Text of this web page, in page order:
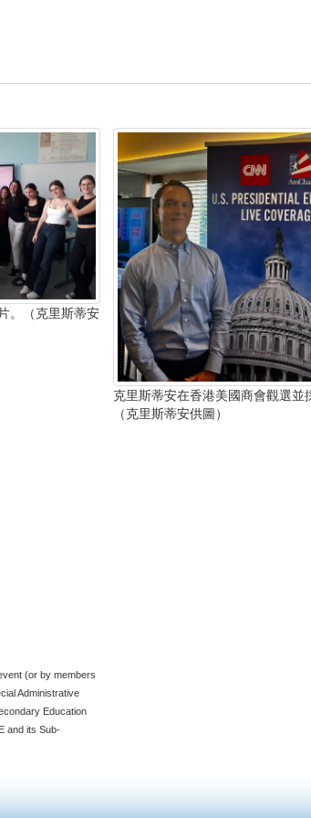
。（克里斯蒂安
克里斯蒂安在香港美國商會觀選並
（克里斯蒂安供圖）
(or by members
Administrative
Education
and its Sub-